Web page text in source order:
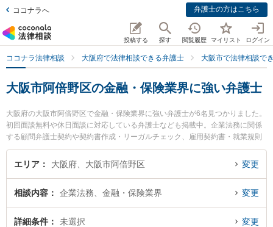
ココナラへ 弁護士の方はこちら
投稿する 探す 閲覧履歴 マイリスト ログイン
ココナラ法律相談 大阪府で法律相談できる弁護士 大阪市で法律相談で
大阪市阿倍野区の金融・保険業界に強い弁護士
大阪府の大阪市阿倍野区で金融・保険業界に強い弁護士が6名見つかりました。
初回面談無料や休日面談に対応している弁護士なども掲載中。企業法務に関係
する顧問弁護士契約や契約書作成・リーガルチェック、雇用契約書・就業規則
作成等の細かな分野での絞り込み検索もでき便利です。特に阿倍野なみはや法
律事務所の髙橋 優弁護士や天王寺総合法律事務所の大前 貴子弁護士、角谷法律
ラブルを今すぐに弁護士に相談したい』『金融・保険業界のトラブル解決の実
績豊富な近くの弁護士を検索したい』『初回相談無料で金融・保険業界を法律
相談できる大阪市阿倍野区内の弁護士に相談予約したい』などでお困りの相談
エリア 大阪府、大阪市阿倍野区 変更
相談内容 企業法務、金融・保険業界 変更
詳細条件 未選択 変更